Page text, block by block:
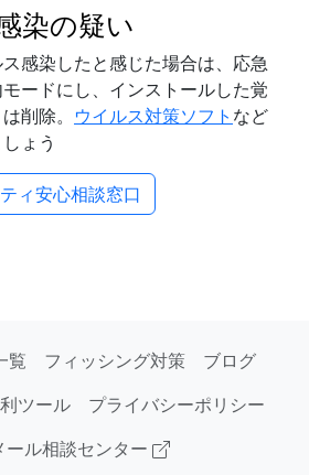
染の疑い
感染したと感じた場合は、応急
ードにし、インストールした覚
削除。 ウイルス対策ソフト など
ょう
ィ安心相談窓口
覧 フィッシング対策
ブログ
ツール
プライバシーポリシー
ール相談センター